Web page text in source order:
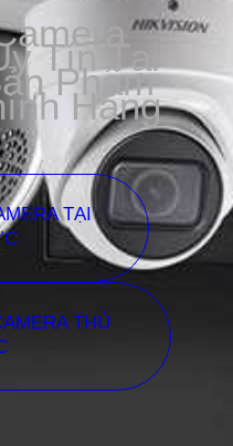
Tín Tại
Phẩm
Hãng
TẠI
THỦ